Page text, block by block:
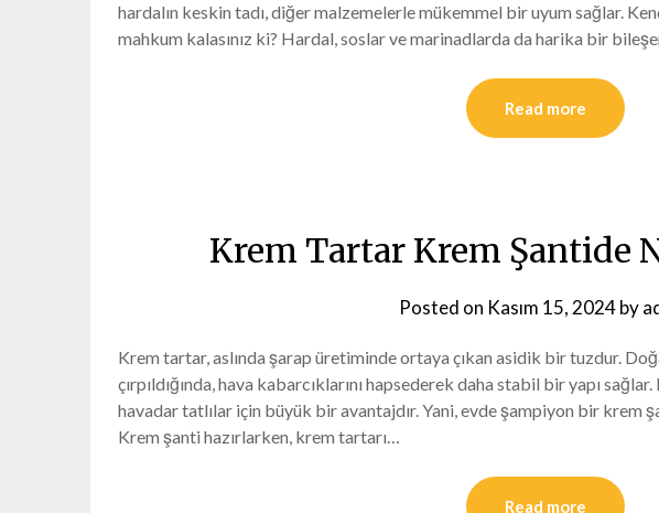
hardalın keskin tadı, diğer malzemelerle mükemmel bir uyum sağlar.
mahkum kalasınız ki? Hardal, soslar ve marinadlarda da harika bir
Read more
Krem Tartar Krem Şantide
Posted on Kasım 15, 2024by
Krem tartar, aslında şarap üretiminde ortaya çıkan asidik bir tuzdur.
çırpıldığında, hava kabarcıklarını hapsederek daha stabil bir yapı
havadar tatlılar için büyük bir avantajdır. Yani, evde şampiyon bir krem
Krem şanti hazırlarken, krem tartarı…
Read more